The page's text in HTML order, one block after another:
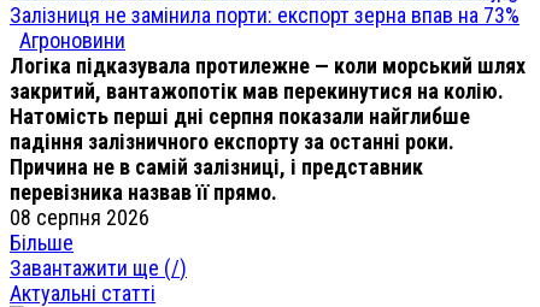
Залізниця не замінила порти: експорт зерна впав на 73%
Агроновини
Логіка підказувала протилежне — коли морський шлях
закритий, вантажопотік мав перекинутися на колію.
Натомість перші дні серпня показали найглибше
падіння залізничного експорту за останні роки.
Причина не в самій залізниці, і представник
перевізника назвав її прямо.
08 серпня 2026
Більше
Завантажити ще (/)
Актуальні статті